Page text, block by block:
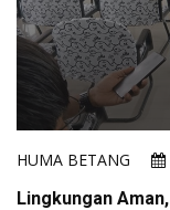
HUMA BETANG
Lingkungan